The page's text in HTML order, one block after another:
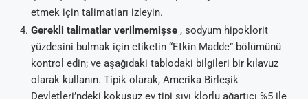
etmek için talimatları izleyin.
Gerekli talimatlar verilmemişse , sodyum hipoklorit
yüzdesini bulmak için etiketin “Etkin Madde” bölümünü
kontrol edin; ve aşağıdaki tablodaki bilgileri bir kılavuz
olarak kullanın. Tipik olarak, Amerika Birleşik
Devletleri’ndeki kokusuz ev tipi sıvı klorlu ağartıcı %5 ile